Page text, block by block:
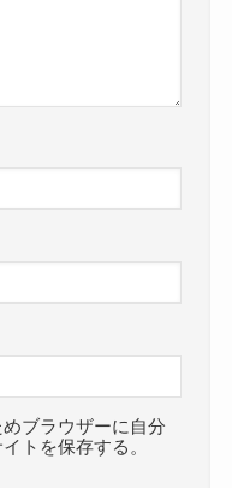
ブラウザーに自分
トを保存する。